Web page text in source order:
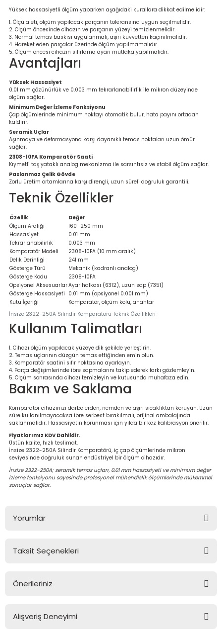
Cihazı
Ölçer
Yüksek hassasiyetli ölçüm yaparken aşağıdaki kurallara dikkat edilmelidir:
Ölçü aleti, ölçüm yapılacak parçanın toleransına uygun seçilmelidir.
Ölçüm öncesinde cihazın ve parçanın yüzeyi temizlenmelidir.
Normal temas baskısı uygulanmalı, aşırı kuvvetten kaçınılmalıdır.
Hareket eden parçalar üzerinde ölçüm yapılmamalıdır.
Ölçüm öncesi cihazın sıfırlama ayarı mutlaka yapılmalıdır.
Avantajları
Yüksek Hassasiyet
0.01 mm çözünürlük ve 0.003 mm tekrarlanabilirlik ile mikron düzeyinde
ölçüm sağlar.
Minimum Değer İzleme Fonksiyonu
Çap ölçümlerinde minimum noktayı otomatik bulur, hata payını ortadan
kaldırır.
Seramik Uçlar
Aşınmaya ve deformasyona karşı dayanıklı temas noktaları uzun ömür
sağlar.
2308-10FA Komparatör Saati
Kıymetli taş yataklı analog mekanizma ile sarsıntısız ve stabil ölçüm sağlar.
Paslanmaz Çelik Gövde
Zorlu üretim ortamlarına karşı dirençli, uzun süreli doğruluk garantili.
Teknik Özellikler
İnsize 2322-250A Silindir Komparatörü Teknik Özellikleri
Özellik
Değer
Ölçüm Aralığı
160–250 mm
Hassasiyet
0.01 mm
Tekrarlanabilirlik
0.003 mm
Komparatör Modeli
2308-10FA (10 mm aralık)
Delik Derinliği
241 mm
Gösterge Türü
Mekanik (kadranlı analog)
Gösterge Kodu
2308-10FA
Opsiyonel AksesuarlarAyar halkası (6312), uzun sap (7351)
Gösterge Hassasiyeti 0.01 mm (opsiyonel 0.001 mm)
Kutu İçeriği
Komparatör, ölçüm kolu, anahtar
Kullanım Talimatları
Cihazı ölçüm yapılacak yüzeye dik şekilde yerleştirin.
Temas uçlarının düzgün temas ettiğinden emin olun.
Komparatör saatini sıfır noktasına ayarlayın.
Parça değişimlerinde ibre sapmalarını takip ederek farkı gözlemleyin.
Ölçüm sonrasında cihazı temizleyin ve kutusunda muhafaza edin.
Bakım ve Saklama
Komparatör cihazınızı darbelerden, nemden ve aşırı sıcaklıktan koruyun. Uzun
süre kullanılmayacaksa ibre serbest bırakılmalı, orijinal ambalajında
saklanmalıdır. Hassasiyetin korunması için yılda bir kez kalibrasyon önerilir.
Fiyatlarımız KDV Dahildir.
Üstün kalite, hızlı teslimat.
İnsize 2322-250A Silindir Komparatörü, iç çap ölçümlerinde mikron
seviyesinde doğruluk sunan endüstriyel bir ölçüm cihazıdır.
İnsize 2322-250A; seramik temas uçları, 0.01 mm hassasiyeti ve minimum değer
izleme fonksiyonu sayesinde profesyonel mühendislik ölçümlerinde mükemmel
sonuçlar sağlar.
Yorumlar
Bu ürüne ilk yorumu siz yapın!
Taksit Seçenekleri
Önerileriniz
konularda yetersiz gördüğünüz noktaları öneri formunu
kullanarak tarafımıza iletebilirsiniz.
Alışveriş Deneyimi